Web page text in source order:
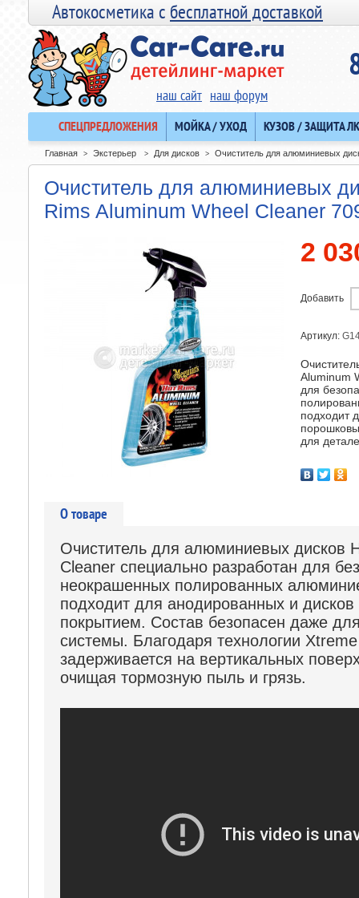
Автокосметика сбесплатной доставкой
наш сайт наш форум
СПЕЦПРЕДЛОЖЕНИЯ МОЙКА / УХОД КУЗОВ / ЗАЩИТА
Главная > Экстерьер > Для дисков > Очиститель для алюминиевых
Очиститель для алюминиевых
Rims Aluminum Wheel Cleaner
2
Добавить
Артикул:
Aluminum
для
подходит
для
О товаре
Очиститель для алюминиевых дисков
Cleaner специально разработан для
неокрашенных полированных
подходит для анодированных и
покрытием. Состав безопасен даже
системы. Благодаря технологии
задерживается на вертикальных
очищая тормозную пыль и грязь.